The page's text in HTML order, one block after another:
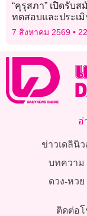
“คุรุสภา” เปิดรับส
ทดสอบและประเ
สมรรถนะทางวิชา
7 สิงหาคม 2569
อ่
ข่าวเดลินิ
บทความ
ดวง-หวย
ติดต่อ